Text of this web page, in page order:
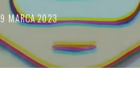
9 MARCA 2023